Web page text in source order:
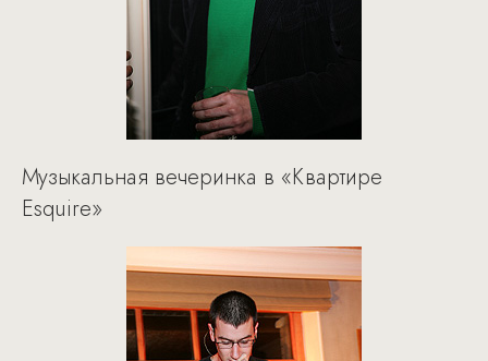
Музыкальная вечеринка в «Квартире
Esquire»